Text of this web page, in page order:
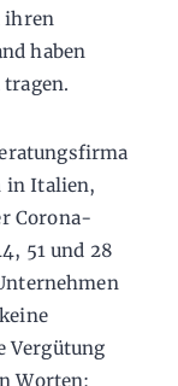
ihren
haben
in Italien,
Corona-
51 und 28
Vergütung
Worten: